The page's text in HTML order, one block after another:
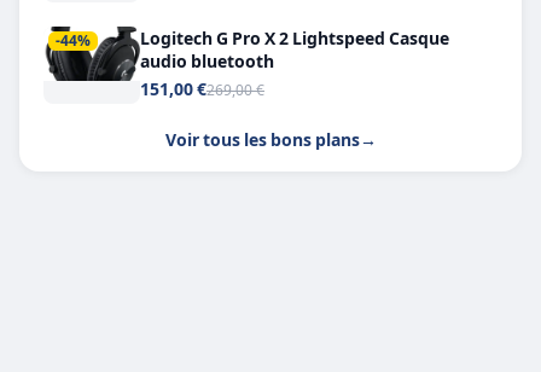
-44%
Logitech G Pro X 2 Lightspeed Casque
audio bluetooth
151,00 €269,00 €
Voir tous les bons plans→